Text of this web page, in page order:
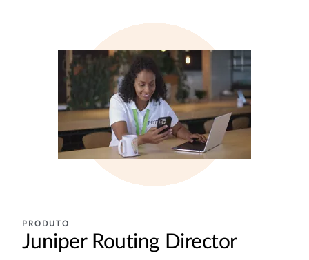
PRODUTO
Juniper Routing Director